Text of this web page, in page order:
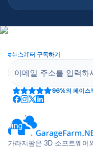
뉴스레터 구독하기
96%의 페이스
가라지팜은 3D 소프트웨어